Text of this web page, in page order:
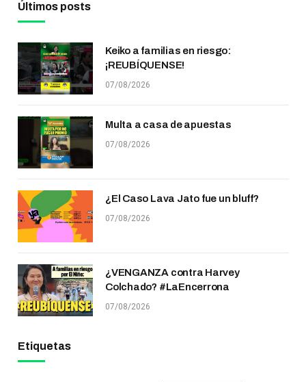
Últimos posts
Keiko a familias en riesgo:
¡REUBÍQUENSE!
07/08/2026
Multa a casa de apuestas
07/08/2026
¿El Caso Lava Jato fue un bluff?
07/08/2026
¿VENGANZA contra Harvey
Colchado? #LaEncerrona
07/08/2026
Etiquetas